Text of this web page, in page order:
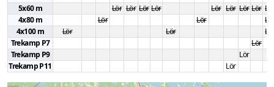
5x60 m
Lör Lör Lör Lör Lör Lör Lör Lör
4x80 m
Lör Lör
4x100 m
Lör Lör
Trekamp P7
Lör
Trekamp P9
Lör
Trekamp P11
Lör